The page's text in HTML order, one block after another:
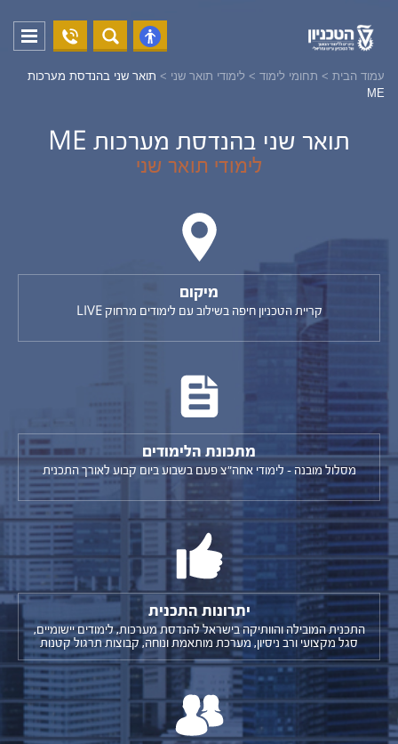
פתח
נגישות
04-
8294228
פתח
עמוד הבית > תחומי לימוד > לימודי תואר שני > תואר שני בהנדסת מערכות
ME
תואר שני בהנדסת מערכות ME
לימודי תואר שני
מיקום
קריית הטכניון חיפה בשילוב עם לימודים מרחוק LIVE
מתכונת הלימודים
מסלול מובנה - לימודי אחה"צ פעם בשבוע ביום קבוע לאורך התכנית
יתרונות התכנית
התכנית המובילה והוותיקה בישראל להנדסת מערכות, לימודים יישומיים,
סגל מקצועי ורב ניסיון, מערכת מותאמת ונוחה, קבוצות תרגול קטנות